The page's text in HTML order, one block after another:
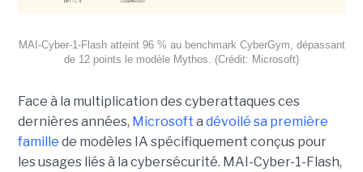
MAI-Cyber-1-Flash atteint 96 % au benchmark CyberGym, dépassant
de 12 points le modèle Mythos. (Crédit: Microsoft)
Face à la multiplication des cyberattaques ces
dernières années, Microsoft a dévoilé sa première
famille de modèles IA spécifiquement conçus pour
les usages liés à la cybersécurité. MAI-Cyber-1-Flash,